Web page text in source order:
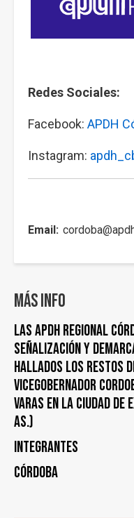
Redes Sociales:
Facebook: APDH
Instagram:
Email
Más info
LAS APDH REGIONAL
SEÑALIZACIÓN Y
HALLADOS LOS RESTOS
VICEGOBERNADOR
VARAS EN LA CIUDAD DE
AS.)
Integrantes
Córdoba